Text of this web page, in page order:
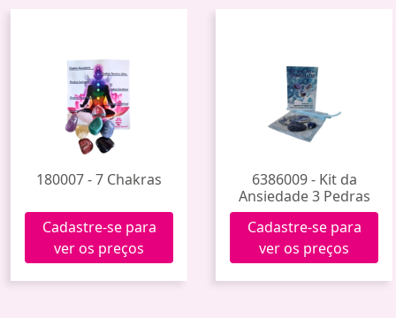
180007 - 7 Chakras
Cadastre-se para
ver os preços
6386009 - Kit da
Ansiedade 3 Pedras
Cadastre-se para
ver os preços